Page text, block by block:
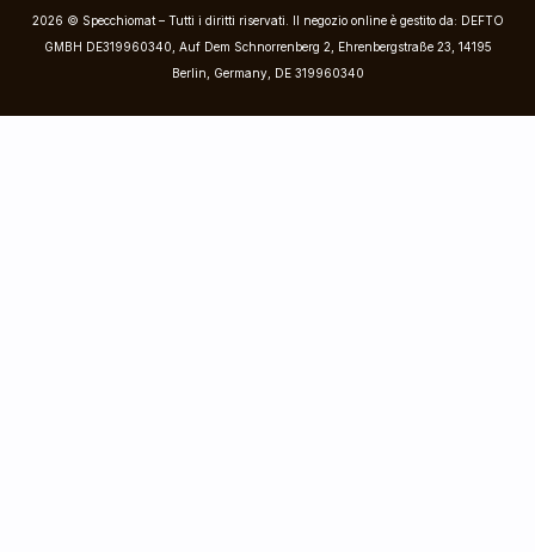
2026 © Specchiomat – Tutti i diritti riservati. Il negozio online è gestito da: DEFTO
GMBH DE319960340, Auf Dem Schnorrenberg 2, Ehrenbergstraße 23, 14195
Berlin, Germany, DE 319960340